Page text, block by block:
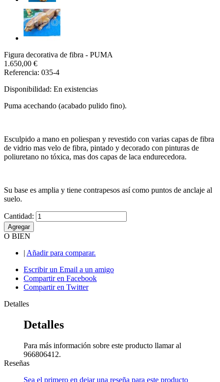
Figura decorativa de fibra - PUMA
1.650,00 €
Referencia: 035-4
Disponibilidad: En existencias
Puma acechando (acabado pulido fino).
Esculpido a mano en poliespan y revestido con varias capas de fibra
de vidrio mas velo de fibra, pintado y decorado con pinturas de
poliuretano no tóxica, mas dos capas de laca endurecedora.
Su base es amplia y tiene contrapesos así como puntos de anclaje al
suelo.
Cantidad:
Agregar
O BIEN
| Añadir para comparar.
Escribir un Email a un amigo
Compartir en Facebook
Compartir en Twitter
Detalles
Detalles
Para más información sobre este producto llamar al
966806412.
Reseñas
Sea el primero en dejar una reseña para este producto